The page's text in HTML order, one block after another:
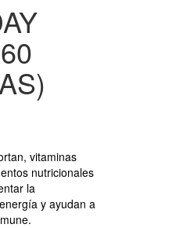
vitaminas
nutricionales
la
y ayudan a